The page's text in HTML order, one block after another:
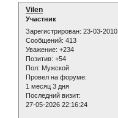
Vilen
Участник
Зарегистрирован: 23-03-2010
Сообщений: 413
Уважение: +234
Позитив: +54
Пол: Мужской
Провел на форуме:
1 месяц 3 дня
Последний визит:
27-05-2026 22:16:24